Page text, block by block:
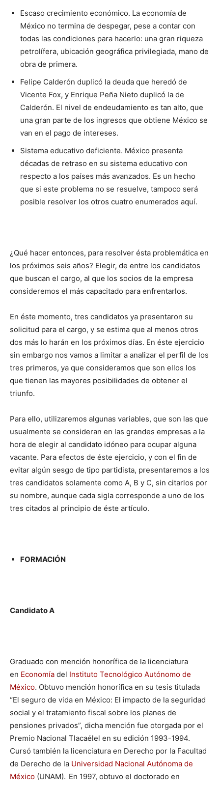
Escaso crecimiento económico. La economía de
México no termina de despegar, pese a contar con
todas las condiciones para hacerlo: una gran riqueza
petrolífera, ubicación geográfica privilegiada, mano de
obra de primera.
Felipe Calderón duplicó la deuda que heredó de
Vicente Fox, y Enrique Peña Nieto duplicó la de
Calderón. El nivel de endeudamiento es tan alto, que
una gran parte de los ingresos que obtiene México se
van en el pago de intereses.
Sistema educativo deficiente. México presenta
décadas de retraso en su sistema educativo con
respecto a los países más avanzados. Es un hecho
que si este problema no se resuelve, tampoco será
posible resolver los otros cuatro enumerados aquí.
¿Qué hacer entonces, para resolver ésta problemática en
los próximos seis años? Elegir, de entre los candidatos
que buscan el cargo, al que los socios de la empresa
consideremos el más capacitado para enfrentarlos.
En éste momento, tres candidatos ya presentaron su
solicitud para el cargo, y se estima que al menos otros
dos más lo harán en los próximos días. En éste ejercicio
sin embargo nos vamos a limitar a analizar el perfil de los
tres primeros, ya que consideramos que son ellos los
que tienen las mayores posibilidades de obtener el
triunfo.
Para ello, utilizaremos algunas variables, que son las que
usualmente se consideran en las grandes empresas a la
hora de elegir al candidato idóneo para ocupar alguna
vacante. Para efectos de éste ejercicio, y con el fin de
evitar algún sesgo de tipo partidista, presentaremos a los
tres candidatos solamente como A, B y C, sin citarlos por
su nombre, aunque cada sigla corresponde a uno de los
tres citados al principio de éste artículo.
FORMACIÓN
Candidato A
Graduado con mención honorífica de la licenciatura
en Economía del Instituto Tecnológico Autónomo de
México. Obtuvo mención honorífica en su tesis titulada
“El seguro de vida en México: El impacto de la seguridad
social y el tratamiento fiscal sobre los planes de
pensiones privados”, dicha mención fue otorgada por el
Premio Nacional Tlacaélel en su edición 1993-1994. ​
Cursó también la licenciatura en Derecho por la Facultad
de Derecho de la Universidad Nacional Autónoma de
México (UNAM). En 1997, obtuvo el doctorado en